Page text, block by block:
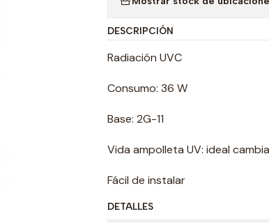
DESCRIPCIÓN
Radiación UVC
Consumo: 36 W
Base: 2G-11
Vida ampolleta UV: ideal
Fácil de instalar
DETALLES